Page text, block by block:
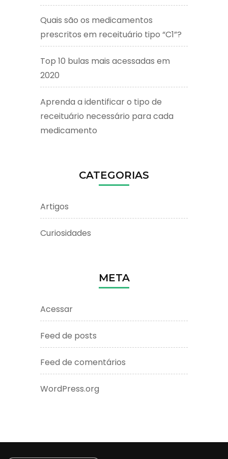
Quais são os medicamentos
prescritos em receituário tipo “C1”?
Top 10 bulas mais acessadas em
2020
Aprenda a identificar o tipo de
receituário necessário para cada
medicamento
CATEGORIAS
Artigos
Curiosidades
META
Acessar
Feed de posts
Feed de comentários
WordPress.org